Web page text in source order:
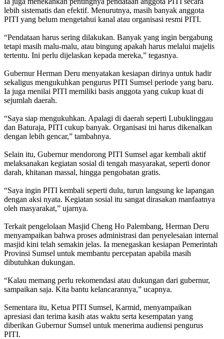
lebih sistematis dan efektif. Menurutnya, masih banyak anggota
PITI yang belum mengetahui kanal atau organisasi resmi PITI.
“Pendataan harus sering dilakukan. Banyak yang ingin bergabung
tetapi masih malu-malu, atau bingung apakah harus melalui majelis
tertentu. Ini perlu dijelaskan kepada mereka,” tegasnya.
Gubernur Herman Deru menyatakan kesiapan dirinya untuk hadir
sekaligus mengukuhkan pengurus PITI Sumsel periode yang baru.
Ia juga menilai PITI memiliki basis anggota yang cukup kuat di
sejumlah daerah.
“Saya siap mengukuhkan. Apalagi di daerah seperti Lubuklinggau
dan Baturaja, PITI cukup banyak. Organisasi ini harus dikenalkan
dengan lebih gencar,” tambahnya.
Selain itu, Gubernur mendorong PITI Sumsel agar kembali aktif
melaksanakan kegiatan sosial di tengah masyarakat, seperti donor
darah, khitanan massal, hingga pengobatan gratis.
“Saya ingin PITI kembali seperti dulu, turun langsung ke lapangan
dengan aksi nyata. Kegiatan sosial itu sangat dirasakan manfaatnya
oleh masyarakat,” ujarnya.
Terkait pengelolaan Masjid Cheng Ho Palembang, Herman Deru
menyampaikan bahwa proses administrasi dan penyelesaian internal
masjid kini telah semakin jelas. Ia menegaskan kesiapan Pemerintah
Provinsi Sumsel untuk membantu percepatan apabila masih
dibutuhkan dukungan.
“Kalau memang perlu rekomendasi atau dukungan dari gubernur,
sampaikan saja. Kita bantu kelancarannya,” ucapnya.
Sementara itu, Ketua PITI Sumsel, Karmid, menyampaikan
apresiasi dan terima kasih atas waktu serta kesempatan yang
diberikan Gubernur Sumsel untuk menerima audiensi pengurus
PITI.